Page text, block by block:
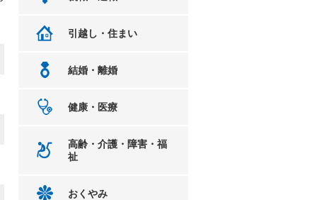
引越し・住まい
結婚・離婚
健康・医療
高齢・介護・障害・福
祉
おくやみ